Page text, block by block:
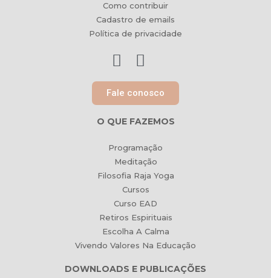
Como contribuir
Cadastro de emails
Política de privacidade
Fale conosco
O QUE FAZEMOS
Programação
Meditação
Filosofia Raja Yoga
Cursos
Curso EAD
Retiros Espirituais
Escolha A Calma
Vivendo Valores Na Educação
DOWNLOADS E PUBLICAÇÕES